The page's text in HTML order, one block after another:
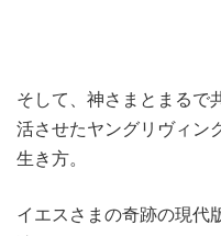
そして、神さまとまるで
活させたヤングリヴィン
生き方。
イエスさまの奇跡の現代